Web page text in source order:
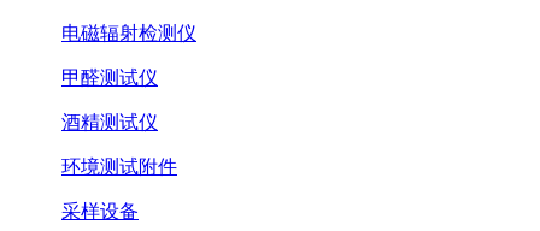
电磁辐射检测仪
甲醛测试仪
酒精测试仪
环境测试附件
采样设备